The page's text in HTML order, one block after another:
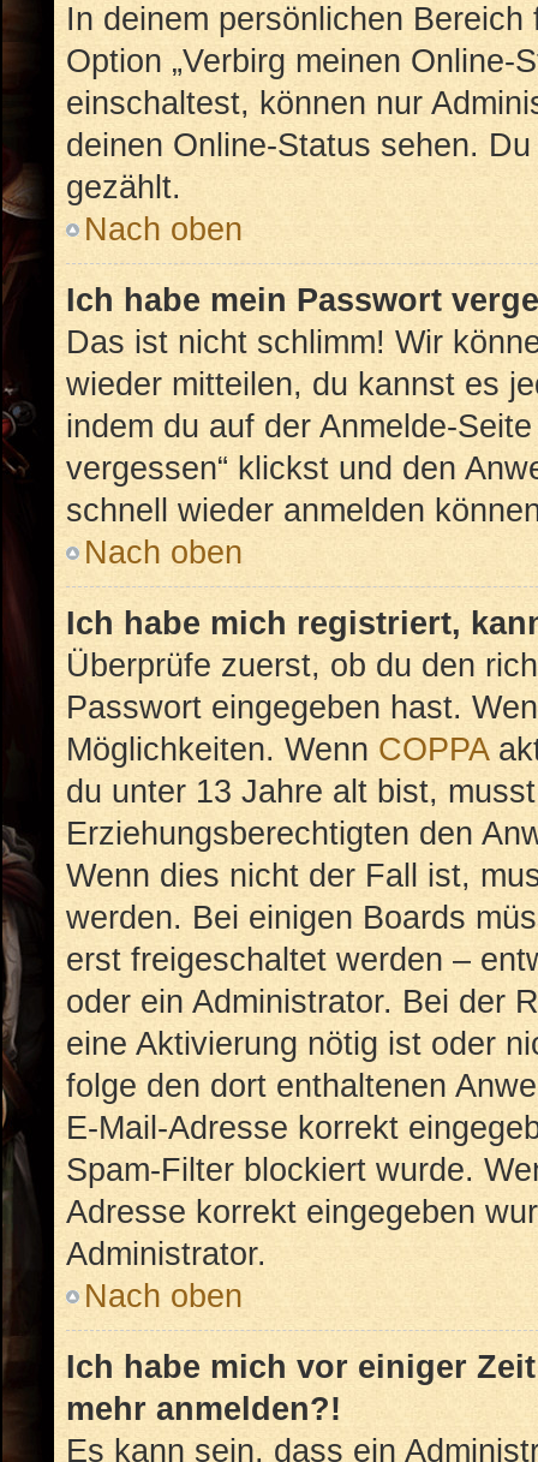
In deinem persönlichen
Option „Verbirg meinen Online-
einschaltest, können nur
deinen Online-Status sehen.
gezählt.
Nach oben
Ich habe mein Passwort
Das ist nicht schlimm! Wir
wieder mitteilen, du kannst es
indem du auf der Anmelde-
vergessen“ klickst und den
schnell wieder anmelden
Nach oben
Ich habe mich registriert,
Überprüfe zuerst, ob du den
Passwort eingegeben hast.
Möglichkeiten. Wenn COPPA
du unter 13 Jahre alt bist,
Erziehungsberechtigten den
Wenn dies nicht der Fall ist,
werden. Bei einigen Boards
erst freigeschaltet werden –
oder ein Administrator. Bei der
eine Aktivierung nötig ist oder
folge den dort enthaltenen
E-Mail-Adresse korrekt
Spam-Filter blockiert wurde.
Adresse korrekt eingegeben
Administrator.
Nach oben
Ich habe mich vor einiger
mehr anmelden?!
Es kann sein, dass ein